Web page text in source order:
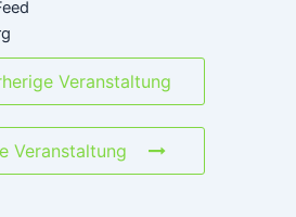
Veranstaltung
Veranstaltung